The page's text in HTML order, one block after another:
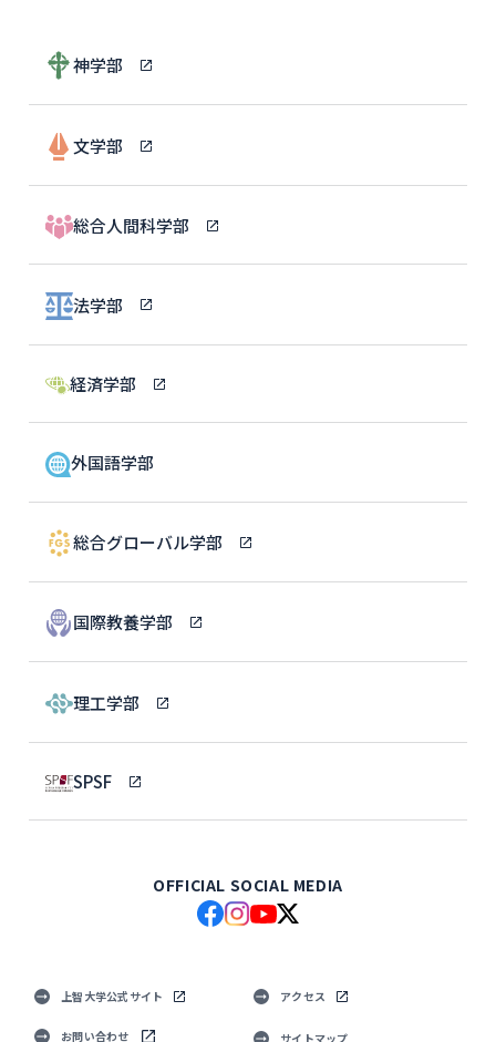
神学部
文学部
総合人間科学部
法学部
経済学部
外国語学部
総合グローバル学部
国際教養学部
理工学部
SPSF
OFFICIAL SOCIAL MEDIA
上智大学公式サイト アクセス
お問い合わせ サイトマップ